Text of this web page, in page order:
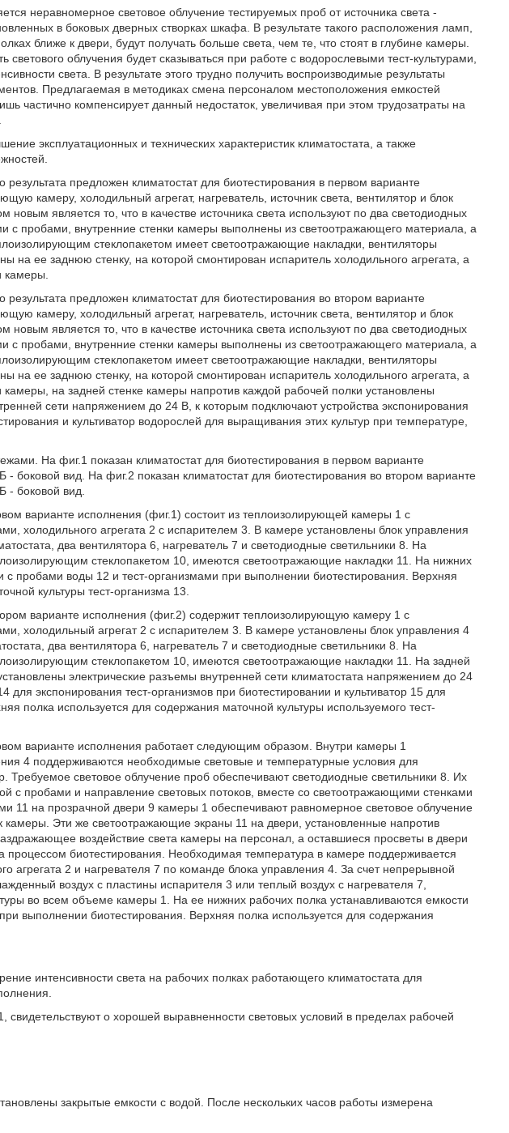
неравномерное световое облучение тестируемых проб от источника света -
в боковых дверных створках шкафа. В результате такого расположения ламп,
ближе к двери, будут получать больше света, чем те, что стоят в глубине камеры.
облучения будет сказываться при работе с водорослевыми тест-культурами,
света. В результате этого трудно получить воспроизводимые результаты
Предлагаемая в методиках смена персоналом местоположения емкостей
частично компенсирует данный недостаток, увеличивая при этом трудозатраты на
эксплуатационных и технических характеристик климатостата, а также
результата предложен климатостат для биотестирования в первом варианте
камеру, холодильный агрегат, нагреватель, источник света, вентилятор и блок
новым является то, что в качестве источника света используют по два светодиодных
с пробами, внутренние стенки камеры выполнены из светоотражающего материала, а
стеклопакетом имеет светоотражающие накладки, вентиляторы
на ее заднюю стенку, на которой смонтирован испаритель холодильного агрегата, а
камеры.
результата предложен климатостат для биотестирования во втором варианте
камеру, холодильный агрегат, нагреватель, источник света, вентилятор и блок
новым является то, что в качестве источника света используют по два светодиодных
с пробами, внутренние стенки камеры выполнены из светоотражающего материала, а
стеклопакетом имеет светоотражающие накладки, вентиляторы
на ее заднюю стенку, на которой смонтирован испаритель холодильного агрегата, а
на задней стенке камеры напротив каждой рабочей полки установлены
сети напряжением до 24 В, к которым подключают устройства экспонирования
и культиватор водорослей для выращивания этих культур при температуре,
На фиг.1 показан климатостат для биотестирования в первом варианте
- боковой вид. На фиг.2 показан климатостат для биотестирования во втором варианте
- боковой вид.
варианте исполнения (фиг.1) состоит из теплоизолирующей камеры 1 с
холодильного агрегата 2 с испарителем 3. В камере установлены блок управления
два вентилятора 6, нагреватель 7 и светодиодные светильники 8. На
стеклопакетом 10, имеются светоотражающие накладки 11. На нижних
с пробами воды 12 и тест-организмами при выполнении биотестирования. Верхняя
культуры тест-организма 13.
варианте исполнения (фиг.2) содержит теплоизолирующую камеру 1 с
холодильный агрегат 2 с испарителем 3. В камере установлены блок управления 4
два вентилятора 6, нагреватель 7 и светодиодные светильники 8. На
стеклопакетом 10, имеются светоотражающие накладки 11. На задней
электрические разъемы внутренней сети климатостата напряжением до 24
экспонирования тест-организмов при биотестировании и культиватор 15 для
полка используется для содержания маточной культуры используемого тест-
варианте исполнения работает следующим образом. Внутри камеры 1
4 поддерживаются необходимые световые и температурные условия для
Требуемое световое облучение проб обеспечивают светодиодные светильники 8. Их
с пробами и направление световых потоков, вместе со светоотражающими стенками
11 на прозрачной двери 9 камеры 1 обеспечивают равномерное световое облучение
камеры. Эти же светоотражающие экраны 11 на двери, установленные напротив
воздействие света камеры на персонал, а оставшиеся просветы в двери
процессом биотестирования. Необходимая температура в камере поддерживается
агрегата 2 и нагревателя 7 по команде блока управления 4. За счет непрерывной
воздух с пластины испарителя 3 или теплый воздух с нагревателя 7,
во всем объеме камеры 1. На ее нижних рабочих полка устанавливаются емкости
выполнении биотестирования. Верхняя полка используется для содержания
интенсивности света на рабочих полках работающего климатостата для
свидетельствуют о хорошей выравненности световых условий в пределах рабочей
закрытые емкости с водой. После нескольких часов работы измерена